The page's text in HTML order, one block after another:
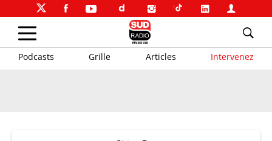
Podcasts Grille Articles Intervenez